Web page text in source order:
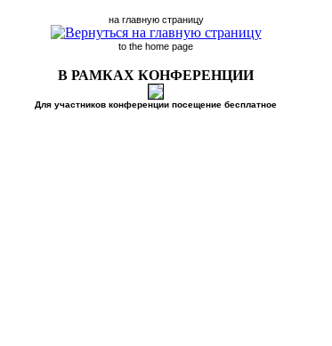
на главную страницу
to the home page
В РАМКАХ КОНФЕРЕНЦИИ
Для участников конференции посещение бесплатное